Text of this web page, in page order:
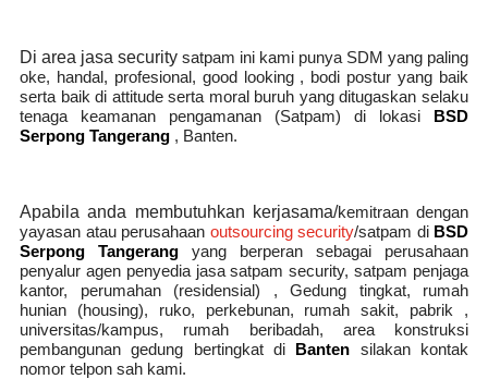
Di area jasa security satpam ini kami punya SDM yang paling
oke, handal, profesional, good looking , bodi postur yang baik
serta baik di attitude serta moral buruh yang ditugaskan selaku
tenaga keamanan pengamanan (Satpam) di lokasi BSD
Serpong Tangerang , Banten.
Apabila anda membutuhkan kerjasama/kemitraandengan
yayasan atau perusahaan outsourcing security/satpam di BSD
Serpong Tangerang yang berperan sebagai perusahaan
penyalur agenpenyedia jasa satpam security, satpam penjaga
kantor, perumahan (residensial) , Gedung tingkat, rumah
hunian (housing), ruko, perkebunan, rumah sakit, pabrik ,
universitas/kampus, rumah beribadah, area konstruksi
pembangunan gedung bertingkat di Banten silakan kontak
nomor telpon sah kami.